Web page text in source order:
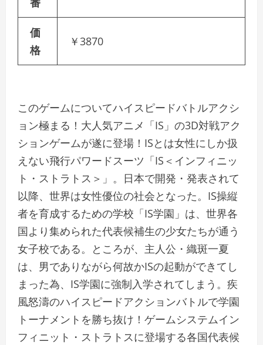
価
格
￥3870
このゲームについてハイスピードバトルアクシ
ョン極まる！大人気アニメ「IS」の3D対戦アク
ションゲームが遂に登場！ISとは女性にしか扱
えない飛行パワードスーツ「IS＜インフィニッ
ト・ストラトス＞」。日本で開発・発表されて
以降、世界は女性優位の社会となった。IS操縦
者を育成するための学校「IS学園」は、世界各
国より集められた代表候補生の少女たちが通う
女子校である。ところが、主人公・織斑一夏
は、男でありながら何故かISの起動ができてし
まった為、IS学園に強制入学されてしまう。疾
風怒濤のハイスピードアクションバトルで学園
トーナメントを勝ち抜け！ゲームシステムイン
フィニット・ストラトスに登場する各国代表候